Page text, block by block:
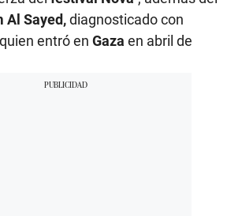
Al Sayed,diagnosticado con
entró en Gaza en abril de